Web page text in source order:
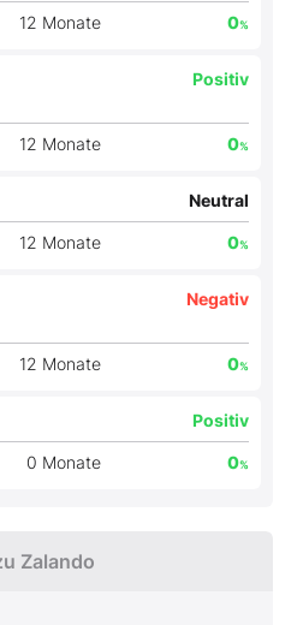
12 Monate 0%
Positiv
12 Monate 0%
Neutral
12 Monate 0%
Negativ
12 Monate 0%
Positiv
0 Monate 0%
Zalando